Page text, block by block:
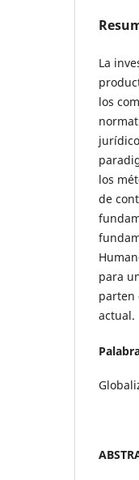
La
los
los
de
para
parten
actual.